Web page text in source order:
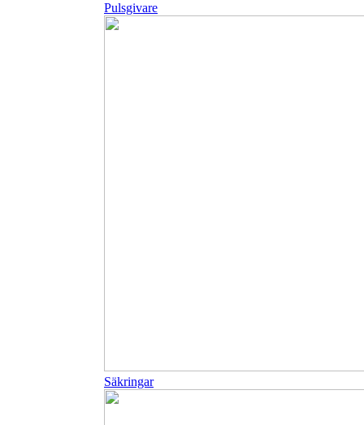
Pulsgivare
Säkringar